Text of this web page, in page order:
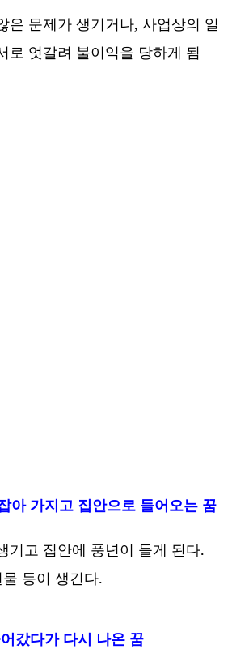
은 문제가 생기거나, 사업상의 일
로 엇갈려 불이익을 당하게 됨
아 가지고 집안으로 들어오는 꿈
기고 집안에 풍년이 들게 된다.
등이 생긴다.
갔다가 다시 나온 꿈